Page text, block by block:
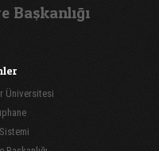
Başkanlığı
Üniversitesi